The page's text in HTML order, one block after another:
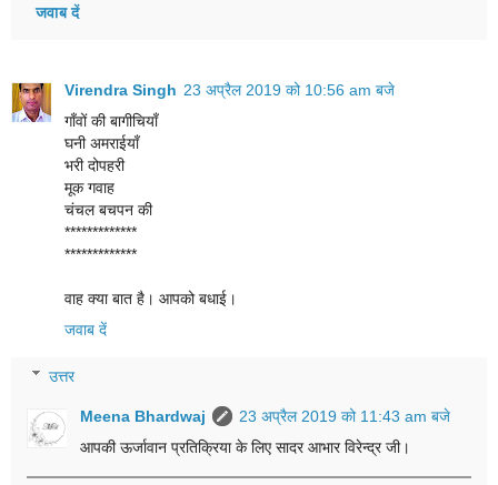
जवाब दें
Virendra Singh 23 अप्रैल 2019 को 10:56 am बजे
गाँवों की बागीचियाँ
घनी अमराईयाँ
भरी दोपहरी
मूक गवाह
चंचल बचपन की
*************
*************
वाह क्या बात है। आपको बधाई।
जवाब दें
उत्तर
Meena Bhardwaj
23 अप्रैल 2019 को 11:43 am बजे
आपकी ऊर्जावान प्रतिक्रिया के लिए सादर आभार विरेन्द्र जी।